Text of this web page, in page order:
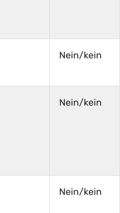
Nein/kein
Nein/kein
Nein/kein